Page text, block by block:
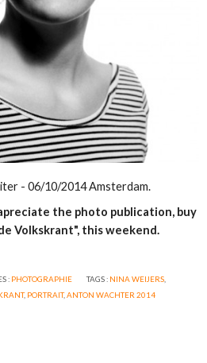
- 06/10/2014 Amsterdam.
the photo publication, buy
Volkskrant", this weekend.
: PHOTOGRAPHIE TAGS : NINA WEIJERS,
, PORTRAIT,ANTON WACHTER 2014